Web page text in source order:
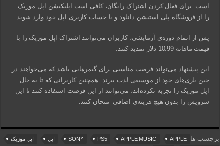
است. برای فعال کردن اشتراک رایگان، کافی است اپلیکیشن اپل موزیک
را از فروشگاه پلی استیشن دانلود و با حساب کاربری اپل خود وارد شوید.
پس از اتمام دوره‌ی آزمایشی، کاربران می‌توانند اشتراک اپل موزیک را با
قیمت ماهانه 10.99 دلار تمدید کنند.
این پیشنهاد می‌تواند فرصت مناسبی برای گیمرهایی باشد که می‌خواهند در
حین بازی‌های خود از موسیقی لذت ببرند. همچنین کاربرانی که تا به حال
اپل موزیک را تجربه نکرده‌اند، می‌توانند از این فرصت استفاده کنند تا این
سرویس را بدون هیچ هزینه‌ی اضافی امتحان کنند.
برچسب ها APPLE
APPLE MUSIC
PS5
SONY اپل
اپل موزیک